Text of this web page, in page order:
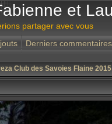
et
partager avec vous
Derniers commentaires
Club des Savoies Flaine 2015